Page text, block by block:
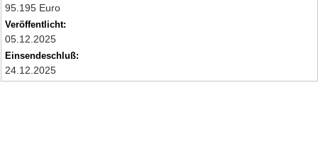
95.195 Euro
Veröffentlicht:
05.12.2025
Einsendeschluß:
24.12.2025